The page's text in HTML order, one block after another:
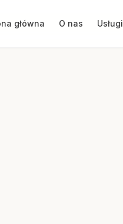
główna O nas Usługi